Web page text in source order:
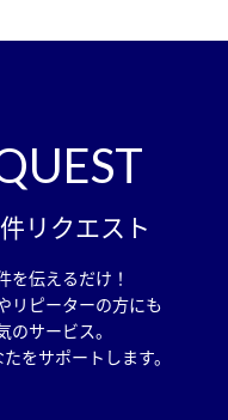
リクエスト
を伝えるだけ！
リピーターの方にも
のサービス。
をサポートします。